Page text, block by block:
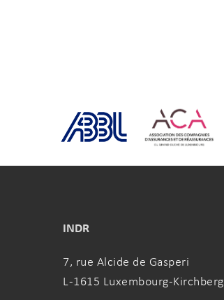
INDR
7, rue Alcide de Gasperi
L-1615 Luxembourg-Kirchberg